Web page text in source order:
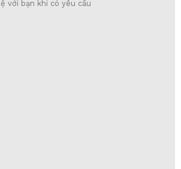
với bạn khi có yêu cầu